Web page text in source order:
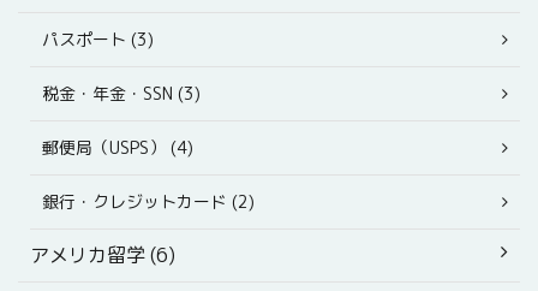
パスポート (3)
税金・年金・SSN (3)
郵便局（USPS） (4)
銀行・クレジットカード (2)
アメリカ留学 (6)